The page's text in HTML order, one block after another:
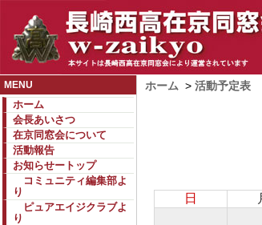
MENU
ホーム
会長あいさつ
在京同窓会について
活動報告
お知らせートップ
コミュニティ編集部よ
り
ピュアエイジクラブよ
り
ホーム > 活動予定表
日